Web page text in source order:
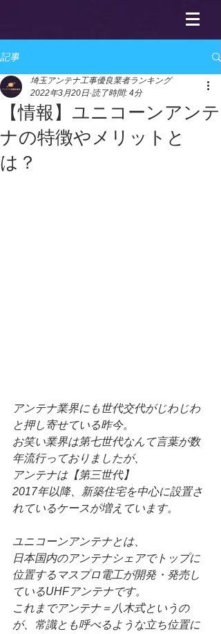
記事
【情報】ユニコーンアンテ
ナの特徴やメリットと
は？
埼玉アンテナ工事優良業者ランキング
2022年3月20日 読了時間: 4分
アンテナ業界にも世代交代がじわじわ
と押し寄せている昨今。
お笑い業界は第七世代なんて言葉が数
年流行っておりましたが、
アンテナは【第三世代】
2017年以降、新築住宅を中心に設置さ
れているケースが増えています。
ユニコーンアンテナとは、
日本国内のアンテナシェアでトップに
位置するマスプロ電工が開発・発売し
ているUHFアンテナです。
これまでアンテナ＝八木式というの
が、常識とも呼べるような立ち位置に